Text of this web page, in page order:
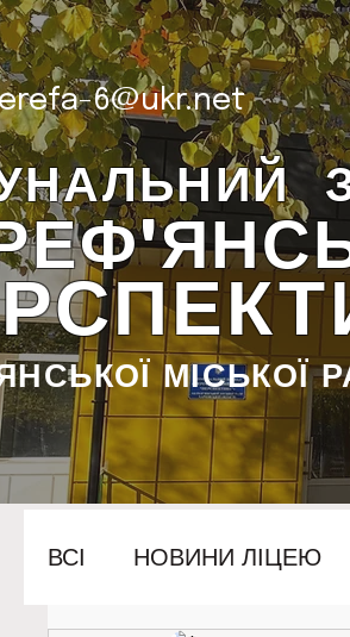
6@ukr.net
МІСЬКОЇ
ВСІ НОВИНИ ЛІЦЕЮ